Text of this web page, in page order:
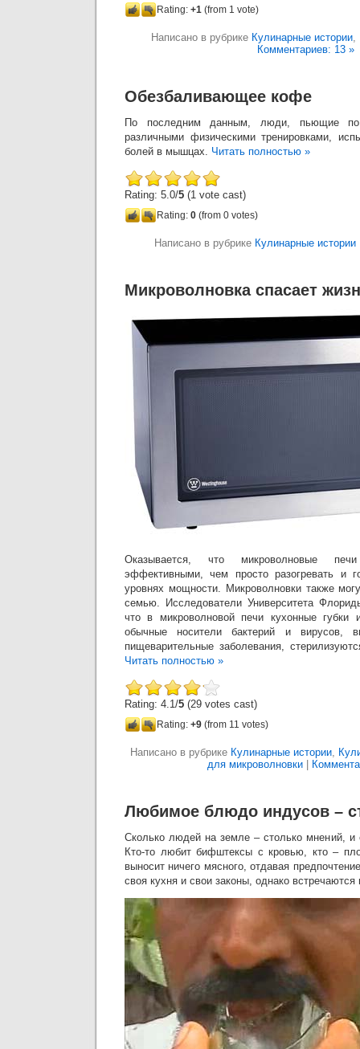
Rating: +1 (from 1 vote)
Написано в рубрике Кулинарные истории,
Комментариев: 13 »
Обезбаливающее кофе
По последним данным, люди, пьющие
различными физическими тренировками,
болей в мышцах. Читать полностью »
Rating: 5.0/5 (1 vote cast)
Rating: 0 (from 0 votes)
Написано в рубрике Кулинарные истории
Микроволновка спасает
Оказывается, что микроволновые
эффективными, чем просто разогревать и
уровнях мощности. Микроволновки также
семью. Исследователи Университета
что в микроволновой печи кухонные губки
обычные носители бактерий и вирусов,
пищеварительные заболевания,
Читать полностью »
Rating: 4.1/5 (29 votes cast)
Rating: +9 (from 11 votes)
Написано в рубрике Кулинарные истории,
для микроволновки
Любимое блюдо индусов –
Сколько людей на земле – столько мнений, и
Кто-то любит бифштексы с кровью, кто –
выносит ничего мясного, отдавая
своя кухня и свои законы, однако встречаются